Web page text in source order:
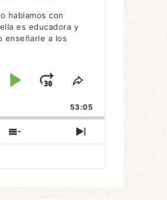
hablamos con
es educadora y
enseñarle a los
REPRODUCIR
PAUSAR
AVANZAR
COMPARTIR
EPISODIO
53:05
MOSTRAR
LA
DE
EPISODIOS
SIGUIENTE
EPISODIO